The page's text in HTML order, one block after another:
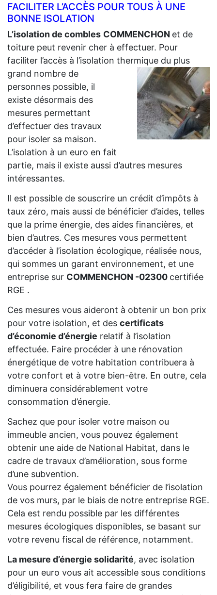
FACILITER L’ACCÈS POUR TOUS À UNE
BONNE ISOLATION
L’isolation de combles COMMENCHON et de
toiture peut revenir cher à effectuer. Pour
faciliter l’accès à l’isolation thermique du plus
grand nombre de
personnes possible, il
existe désormais des
mesures permettant
d’effectuer des travaux
pour isoler sa maison.
L’isolation à un euro en fait
partie, mais il existe aussi d’autres mesures
intéressantes.
Il est possible de souscrire un crédit d’impôts à
taux zéro, mais aussi de bénéficier d’aides, telles
que la prime énergie, des aides financières, et
bien d’autres. Ces mesures vous permettent
d’accéder à l’isolation écologique, réalisée nous,
qui sommes un garant environnement, et une
entreprise sur COMMENCHON -02300 certifiée
RGE .
Ces mesures vous aideront à obtenir un bon prix
pour votre isolation, et des certificats
d’économie d’énergie relatif à l’isolation
effectuée. Faire procéder à une rénovation
énergétique de votre habitation contribuera à
votre confort et à votre bien-être. En outre, cela
diminuera considérablement votre
consommation d’énergie.
Sachez que pour isoler votre maison ou
immeuble ancien, vous pouvez également
obtenir une aide de National Habitat, dans le
cadre de travaux d’amélioration, sous forme
d’une subvention.
Vous pourrez également bénéficier de l’isolation
de vos murs, par le biais de notre entreprise RGE.
Cela est rendu possible par les différentes
mesures écologiques disponibles, se basant sur
votre revenu fiscal de référence, notamment.
La mesure d’énergie solidarité, avec isolation
pour un euro vous ait accessible sous conditions
d’éligibilité, et vous fera faire de grandes